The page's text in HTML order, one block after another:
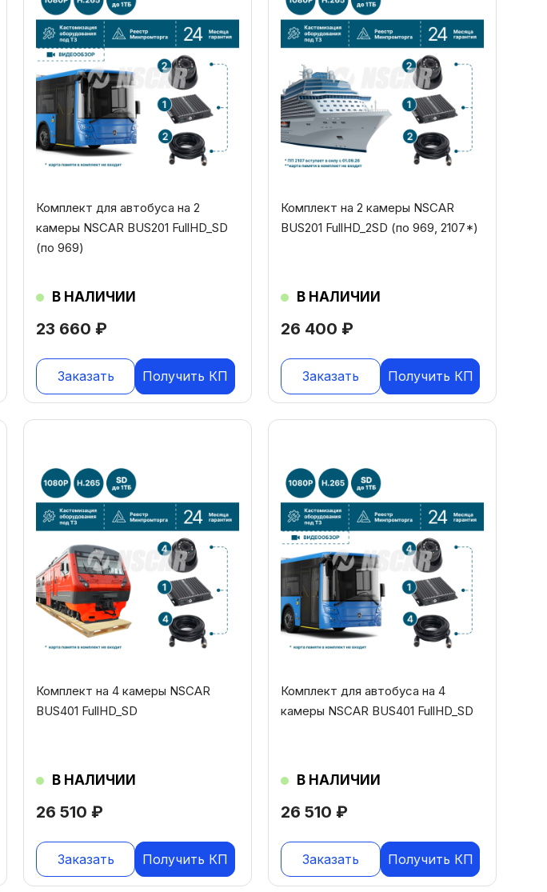
23 660 ₽
Комплект для автобуса на 2
камеры NSCAR BUS201 FullHD_SD
(по 969)
В НАЛИЧИИ
Заказать Получить КП
26 400 ₽
Комплект на 2 камеры NSCAR
BUS201 FullHD_2SD (по 969, 2107*)
В НАЛИЧИИ
Заказать Получить КП
26 510 ₽
Комплект на 4 камеры NSCAR
BUS401 FullHD_SD
В НАЛИЧИИ
Заказать Получить КП
26 510 ₽
Комплект для автобуса на 4
камеры NSCAR BUS401 FullHD_SD
В НАЛИЧИИ
Заказать Получить КП